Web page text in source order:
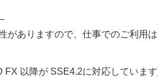
がありますので、仕事でのご利用
以降が SSE4.2に対応しています